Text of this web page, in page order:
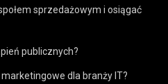
sprzedażowym i osiągać
publicznych?
dla branży IT?